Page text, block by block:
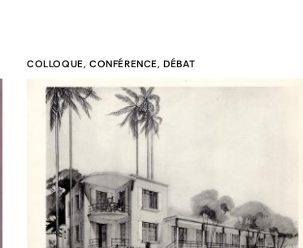
COLLOQUE, CONFÉRENCE, DÉBAT